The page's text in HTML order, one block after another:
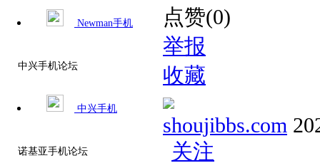
Newman手机
中兴手机论坛
中兴手机
诺基亚手机论坛
点赞(0)
举报
收藏
shoujibbs.com
关注